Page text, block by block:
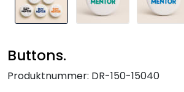
Buttons.
Produktnummer: DR-150-15040